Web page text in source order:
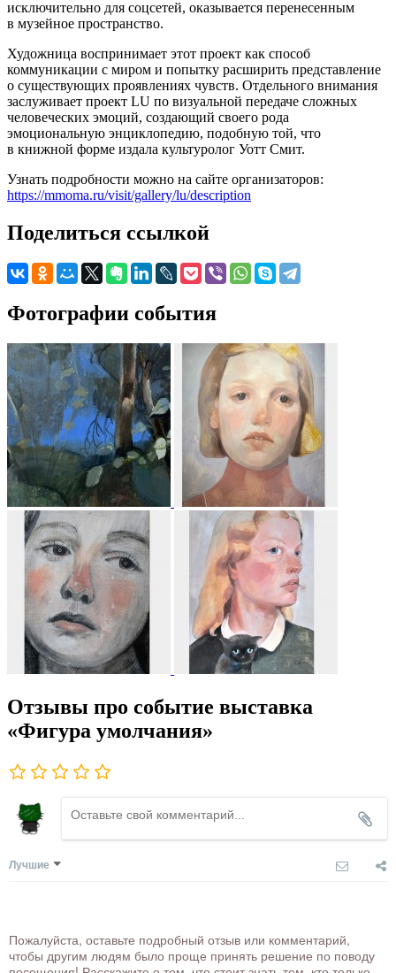
исключительно для соцсетей, оказывается перенесенным
в музейное пространство.
Художница воспринимает этот проект как способ
коммуникации с миром и попытку расширить представление
о существующих проявлениях чувств. Отдельного внимания
заслуживает проект LU по визуальной передаче сложных
человеческих эмоций, создающий своего рода
эмоциональную энциклопедию, подобную той, что
в книжной форме издала культуролог Уотт Смит.
Узнать подробности можно на сайте организаторов:
https://mmoma.ru/visit/gallery/lu/description
Поделиться ссылкой
Фотографии события
Отзывы про событие выставка
«Фигура умолчания»
Лучшие
Пожалуйста, оставьте подробный отзыв или комментарий,
чтобы другим людям было проще принять решение по поводу